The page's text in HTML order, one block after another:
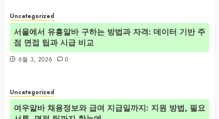
Uncategorized
서울에서 유흥알바 구하는 방법과 자격: 데이터 기반 주
점 면접 팁과 시급 비교
6월 3, 2026 0
Uncategorized
여우알바 채용정보와 급여 지급일까지: 지원 방법, 필요